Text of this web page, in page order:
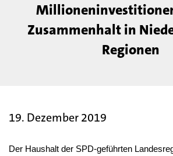
Zusammenhalt in
Regionen
19. Dezember 2019
Der Haushalt der SPD-geführten